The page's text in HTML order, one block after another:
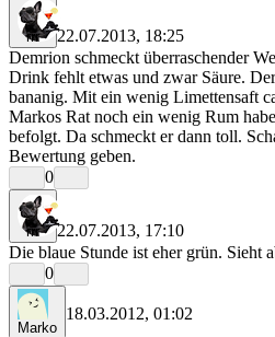
rrr
22.07.2013, 18:25
Demrion schmeckt überraschender
Drink fehlt etwas und zwar Säure.
bananig. Mit ein wenig Limettensaft
Markos Rat noch ein wenig Rum
befolgt. Da schmeckt er dann toll.
Bewertung geben.
0
rrr
22.07.2013, 17:10
Die blaue Stunde ist eher grün. Sieht
0
Marko
18.03.2012, 01:02